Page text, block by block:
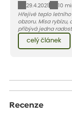
29.4.2021
10
Hřejivé teplo
obzoru. Mísa rybízu,
přibývá jedna
červencové
vnese neuvěřitelný
bezstarostnosti
celý článek
Recenze